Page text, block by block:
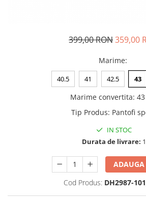
399,00 RON359,00
Marime:
40.5 41 42.5 43
Marime convertita: 43
Tip Produs: Pantofi
IN STOC
Durata de livrare: 1
ADAUGA
Cod Produs: DH2987-